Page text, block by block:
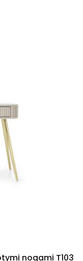
nogami T103